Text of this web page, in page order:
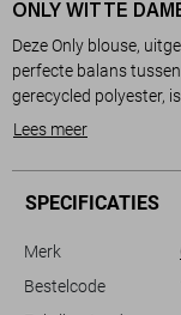
ONLY WITTE
Deze Only blouse,
perfecte balans
gerecycled polyester,
modebewuste vrouw.
knoopsluiting straalt
korte mouwen zorgen
gebruik.
De veelzijdigheid van
Lees meer
SPECIFICATIES
Merk
Bestelcode